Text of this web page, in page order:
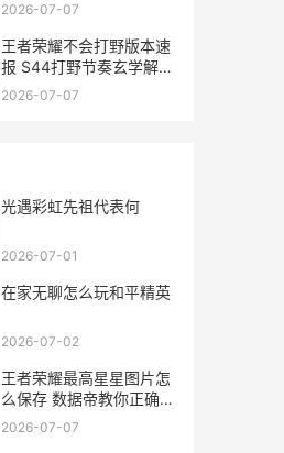
2026-07-07
王者荣耀不会打野版本速
报 S44打野节奏玄学解析
与上分提醒
2026-07-07
光遇彩虹先祖代表何
2026-07-01
在家无聊怎么玩和平精英
2026-07-02
王者荣耀最高星星图片怎
么保存 数据帝教你正确截
屏姿势
2026-07-07